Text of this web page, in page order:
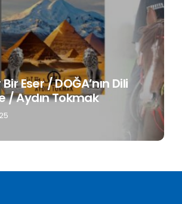
Eser / DOĞA’nın Dili
/ Aydın Tokmak